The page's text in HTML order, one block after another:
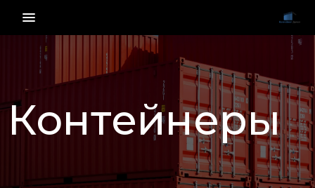
menu_vert
Контейнеры
НАЗАД ВПЕРЕД